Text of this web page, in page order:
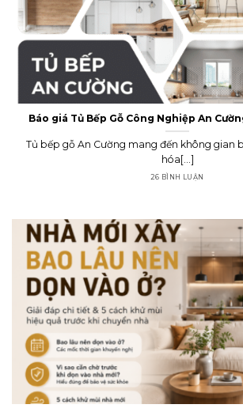
Báo giá Tủ Bếp Gỗ Công Nghiệp An
Tủ bếp gỗ An Cường mang đến không gian
hóa[...]
26 BÌNH LUẬN